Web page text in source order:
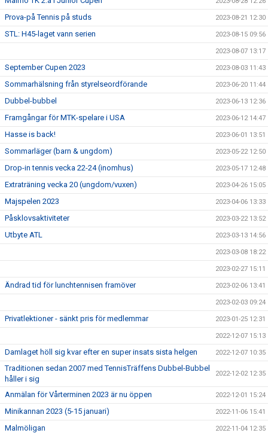
Prova-på Tennis på studs 2023-08-21 12:30
STL: H45-laget vann serien 2023-08-15 09:56
2023-08-07 13:17
September Cupen 2023 2023-08-03 11:43
Sommarhälsning från styrelseordförande 2023-06-20 11:44
Dubbel-bubbel 2023-06-13 12:36
Framgångar för MTK-spelare i USA 2023-06-12 14:47
Hasse is back! 2023-06-01 13:51
Sommarläger (barn & ungdom) 2023-05-22 12:50
Drop-in tennis vecka 22-24 (inomhus) 2023-05-17 12:48
Extraträning vecka 20 (ungdom/vuxen) 2023-04-26 15:05
Majspelen 2023 2023-04-06 13:33
Påsklovsaktiviteter 2023-03-22 13:52
Utbyte ATL 2023-03-13 14:56
2023-03-08 18:22
2023-02-27 15:11
Ändrad tid för lunchtennisen framöver 2023-02-06 13:41
2023-02-03 09:24
Privatlektioner - sänkt pris för medlemmar 2023-01-25 12:31
2022-12-07 15:13
Damlaget höll sig kvar efter en super insats sista helgen 2022-12-07 10:35
Traditionen sedan 2007 med TennisTräffens Dubbel-Bubbel
håller i sig
2022-12-02 12:35
Anmälan för Vårterminen 2023 är nu öppen 2022-12-01 15:24
Minikannan 2023 (5-15 januari) 2022-11-06 15:41
Malmöligan 2022-11-04 12:35